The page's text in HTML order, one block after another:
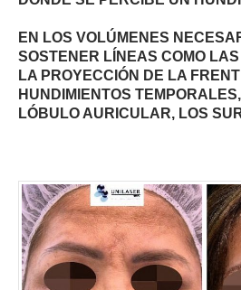
EN LOS VOLÚMENES
SOSTENER LÍNEAS COMO
LA PROYECCIÓN DE LA
HUNDIMIENTOS
LÓBULO AURICULAR, LOS